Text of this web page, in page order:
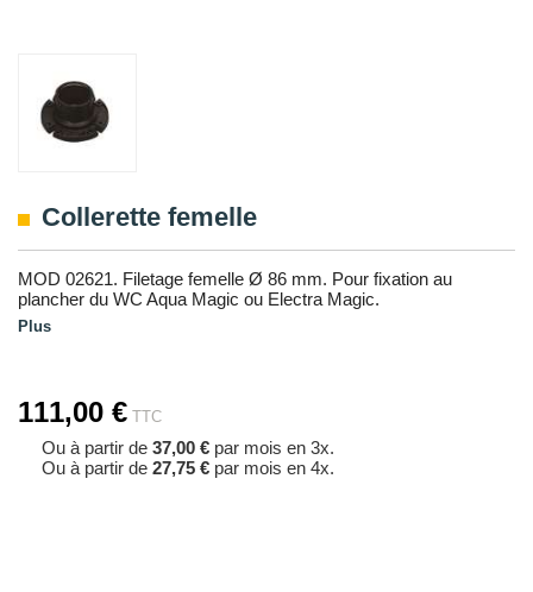
Collerette femelle
MOD 02621. Filetage femelle Ø 86 mm. Pour fixation au
plancher du WC Aqua Magic ou Electra Magic.
Plus
111,00 € TTC
Ou à partir de 37,00 € par mois en 3x.
Ou à partir de 27,75 € par mois en 4x.